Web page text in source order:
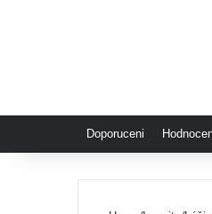
Doporuceni